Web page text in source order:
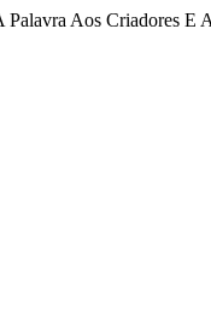
Aos Criadores E